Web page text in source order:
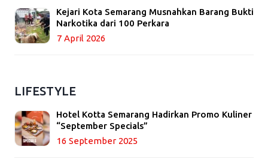
Kejari Kota Semarang Musnahkan Barang Bukti
Narkotika dari 100 Perkara
7 April 2026
LIFESTYLE
Hotel Kotta Semarang Hadirkan Promo Kuliner
“September Specials”
16 September 2025